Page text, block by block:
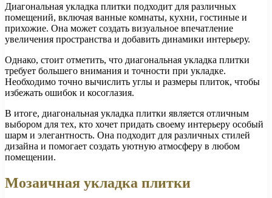
Диагональная укладка плитки подходит для различных
помещений, включая ванные комнаты, кухни, гостиные и
прихожие. Она может создать визуальное впечатление
увеличения пространства и добавить динамики интерьеру.
Однако, стоит отметить, что диагональная укладка плитки
требует большего внимания и точности при укладке.
Необходимо точно вычислить углы и размеры плиток, чтобы
избежать ошибок и косоглазия.
В итоге, диагональная укладка плитки является отличным
выбором для тех, кто хочет придать своему интерьеру особый
шарм и элегантность. Она подходит для различных стилей
дизайна и помогает создать уютную атмосферу в любом
помещении.
Мозаичная укладка плитки